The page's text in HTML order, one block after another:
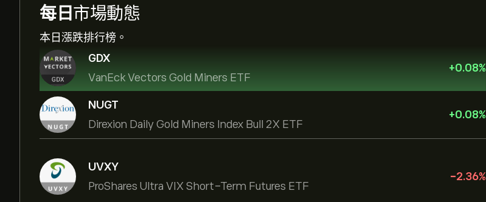
每日 市場動態
本日漲跌排行榜。
GDX
VanEck Vectors Gold Miners ETF
+0.08%
NUGT
Direxion Daily Gold Miners Index Bull 2X ETF
+0.08%
UVXY
ProShares Ultra VIX Short-Term Futures ETF
-2.36%